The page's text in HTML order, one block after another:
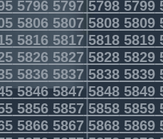
57965797 57985799
5806580758085809
5816581758185819
58265827 58285829
58365837 58385839
5846584758485849
5856585758585859
5866586758685869